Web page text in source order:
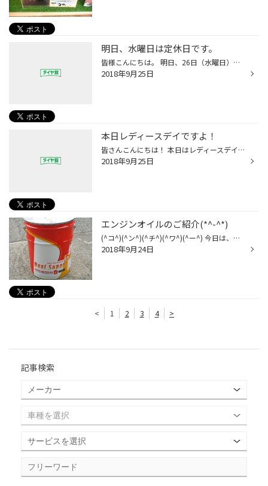
明日、水曜日は定休日です。
皆様こんにちは。 明日、26日（水曜日）は定休日となっております。 皆様には大変ご不便をお掛けいたしますが 宜しくお願いいたします。
2018年9月25日
本日レディースデイですよ！
皆さんこんにちは！ 本日はレディースデイです。女性のお得な一日となっておりますので ぜひこの機会にお車のお手入れにご活用ください。 ご来店の際は雨が降っておりますのでお気をつけください。 皆様のご来店お待ちしています。
2018年9月25日
エンジンオイルのご紹介(*^-^*)
(^コ^)(^ン^)(^チ^)(^ワ^)(^ー^) 今日は、暑くもなく涼しくもなくちょうどいい感じですかねぇ～(^^♪ 今日は新しいエンジンオイルが入荷したのでご紹介したいと思います(^o^)V ↑ ↑ ↑これが、新製品オイル名『デュアルサポート』なんですよぉー 特徴はオイル粘度がマルチグレードですので、通常車から...
2018年9月24日
< 1 2 3 4 >
記事検索